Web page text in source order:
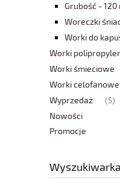
Grubość -
Woreczki
Worki do
Worki
Worki śmieciowe
Worki
Wyprzedaż (5)
Nowości
Promocje
Wyszukiwarka